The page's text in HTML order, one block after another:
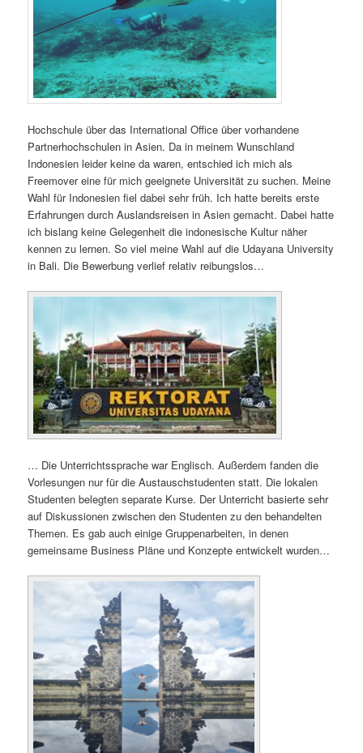
Hochschule über das International Office über vorhandene
Partnerhochschulen in Asien. Da in meinem Wunschland
Indonesien leider keine da waren, entschied ich mich als
Freemover eine für mich geeignete Universität zu suchen. Meine
Wahl für Indonesien fiel dabei sehr früh. Ich hatte bereits erste
Erfahrungen durch Auslandsreisen in Asien gemacht. Dabei hatte
ich bislang keine Gelegenheit die indonesische Kultur näher
kennen zu lernen. So viel meine Wahl auf die Udayana University
in Bali. Die Bewerbung verlief relativ reibungslos…
… Die Unterrichtssprache war Englisch. Außerdem fanden die
Vorlesungen nur für die Austauschstudenten statt. Die lokalen
Studenten belegten separate Kurse. Der Unterricht basierte sehr
auf Diskussionen zwischen den Studenten zu den behandelten
Themen. Es gab auch einige Gruppenarbeiten, in denen
gemeinsame Business Pläne und Konzepte entwickelt wurden…